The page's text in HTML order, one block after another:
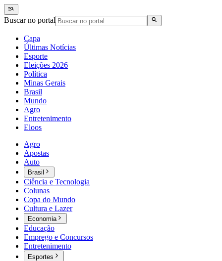
Buscar no portal
Capa
Últimas Notícias
Esporte
Eleições 2026
Política
Minas Gerais
Brasil
Mundo
Agro
Entretenimento
Eloos
Agro
Apostas
Auto
Brasil
Ciência e Tecnologia
Colunas
Copa do Mundo
Cultura e Lazer
Economia
Educação
Emprego e Concursos
Entretenimento
Esportes